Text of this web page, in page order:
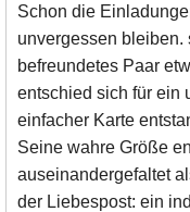
Schon die
unvergessen
befreundetes Paar
entschied sich für ein
einfacher Karte
Seine wahre Größe
auseinandergefaltet
der Liebespost: ein